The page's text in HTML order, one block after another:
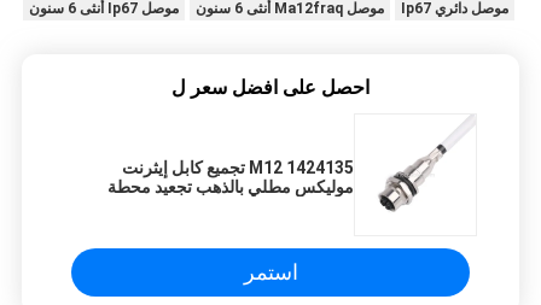
موصل دائري Ip67 موصل Ma12fraq أنثى 6 سنون موصل Ip67 أنثى 6 سنون
احصل على افضل سعر ل
M12 1424135 تجميع كابل إيثرنت
موليكس مطلي بالذهب تجعيد محطة
استمر